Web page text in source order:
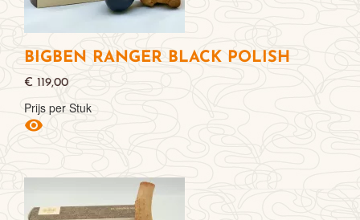
BIGBEN RANGER BLACK POLISH
€ 119,00
Prijs per Stuk
